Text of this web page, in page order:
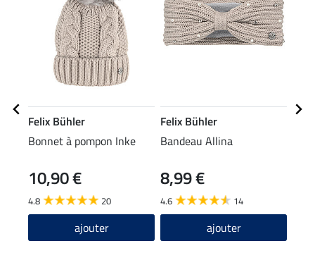
Felix Bühler
Bonnet à pompon Inke
10,90 €
4.8 20
ajouter
Felix Bühler
Bandeau Allina
8,99 €
4.6 14
ajouter